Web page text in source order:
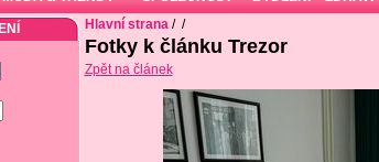
Hlavní strana/ /
Fotky k článku Trezor
Zpět na článek